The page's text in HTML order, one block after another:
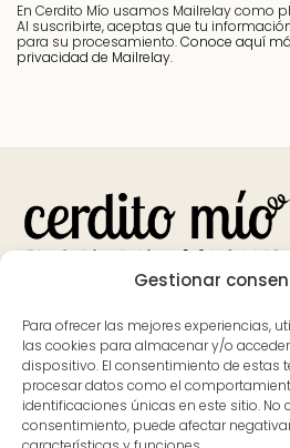
Gestionar
Para ofrecer las mejores experiencias,
las cookies para almacenar y/o
dispositivo. El consentimiento de estas
procesar datos como el
identificaciones únicas en este sitio. No
consentimiento, puede afectar
En Cerdito Mío usamos Mailrelay como
Al suscribirte, aceptas que tu
para su procesamiento.Conoce aquí
privacidad de Mailrelay.
Bank
Transfer
Visa
Pay
Contacto
626 597 700